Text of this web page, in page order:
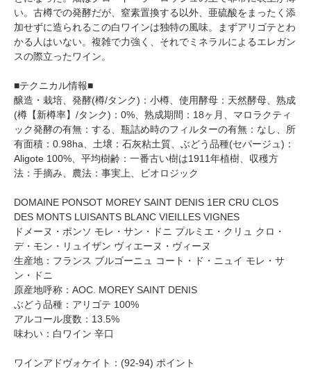
い。古樽での発酵だが、窒素置換する以外、亜硫酸をまったく添
加せずに造られるこの白ワインは独特の風味。まずアリゴテとわ
かる人はいない。複雑で力強く、それでミネラルによるエレガン
スの際立ったワイン。
■テクニカル情報■
醸造・栽培、発酵(樽/タンク)：小樽、使用酵母：天然酵母、熟成
(樽【新樽率】/タンク)：0%、熟成期間：18ヶ月、マロラクティ
ック発酵の有無：する、瓶詰め時のフィルターの有無：なし、所
有面積：0.98ha、土壌：石灰粘土質、ぶどう品種(セパージュ)：
Aligote 100%、平均樹齢：一番古い樹は1911年植樹、収穫方
法：手摘み、農法：事実上、ビオロジック
DOMAINE PONSOT MOREY SAINT DENIS 1ER CRU CLOS
DES MONTS LUISANTS BLANC VIEILLES VIGNES
ドメーヌ・ポンソ モレ・サン・ドニ プルミエ・クリュ クロ・
デ・モン・リュイザン ヴィエーヌ・ヴィーヌ
生産地：フランス ブルゴーニュ コート・ド・ニュイ モレ・サ
ン・ドニ
原産地呼称：AOC. MOREY SAINT DENIS
ぶどう品種：アリゴテ 100%
アルコール度数：13.5%
味わい：白ワイン 辛口
ワインアドヴォケイト：(92-94) ポイント